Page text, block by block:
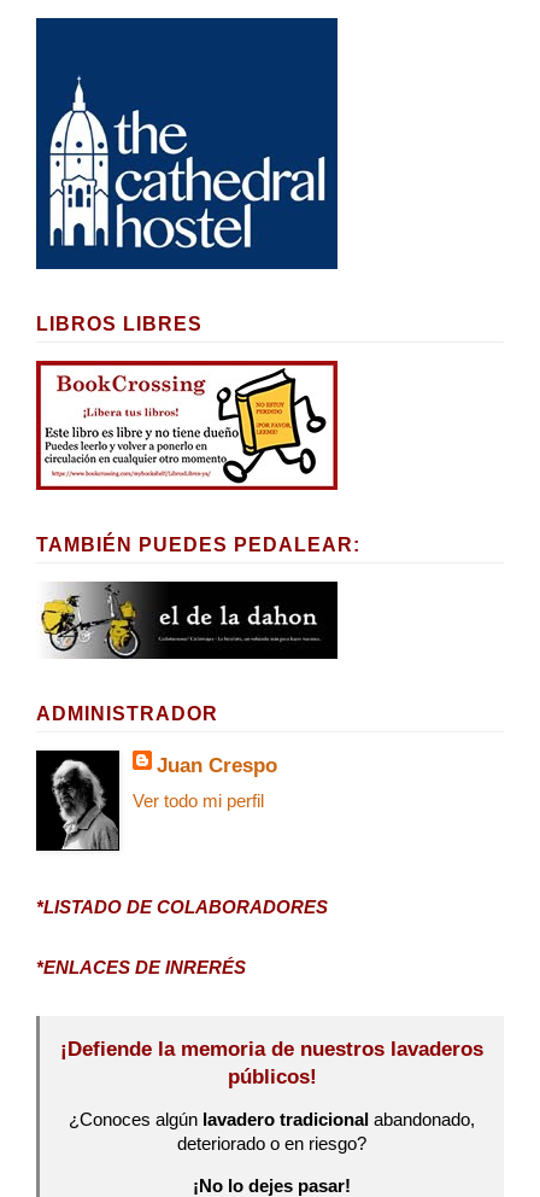
LIBROS LIBRES
TAMBIÉN PUEDES PEDALEAR:
ADMINISTRADOR
Juan Crespo
Ver todo mi perfil
*LISTADO DE COLABORADORES
*ENLACES DE INRERÉS
¡Defiende la memoria de nuestros lavaderos
públicos!
¿Conoces algún lavadero tradicional abandonado,
deteriorado o en riesgo?
¡No lo dejes pasar!